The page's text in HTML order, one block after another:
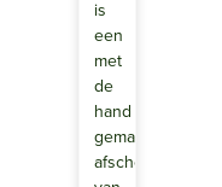
is
een
met
de
hand
gemaakt
afscheidswiegje